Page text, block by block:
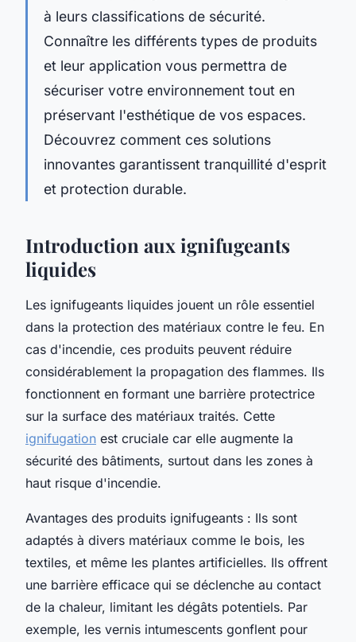
à leurs classifications de sécurité.
Connaître les différents types de produits
et leur application vous permettra de
sécuriser votre environnement tout en
préservant l'esthétique de vos espaces.
Découvrez comment ces solutions
innovantes garantissent tranquillité d'esprit
et protection durable.
Introduction aux ignifugeants
liquides
Les ignifugeants liquides jouent un rôle essentiel
dans la protection des matériaux contre le feu. En
cas d'incendie, ces produits peuvent réduire
considérablement la propagation des flammes. Ils
fonctionnent en formant une barrière protectrice
sur la surface des matériaux traités. Cette
ignifugation est cruciale car elle augmente la
sécurité des bâtiments, surtout dans les zones à
haut risque d'incendie.
Avantages des produits ignifugeants : Ils sont
adaptés à divers matériaux comme le bois, les
textiles, et même les plantes artificielles. Ils offrent
une barrière efficace qui se déclenche au contact
de la chaleur, limitant les dégâts potentiels. Par
exemple, les vernis intumescents gonflent pour